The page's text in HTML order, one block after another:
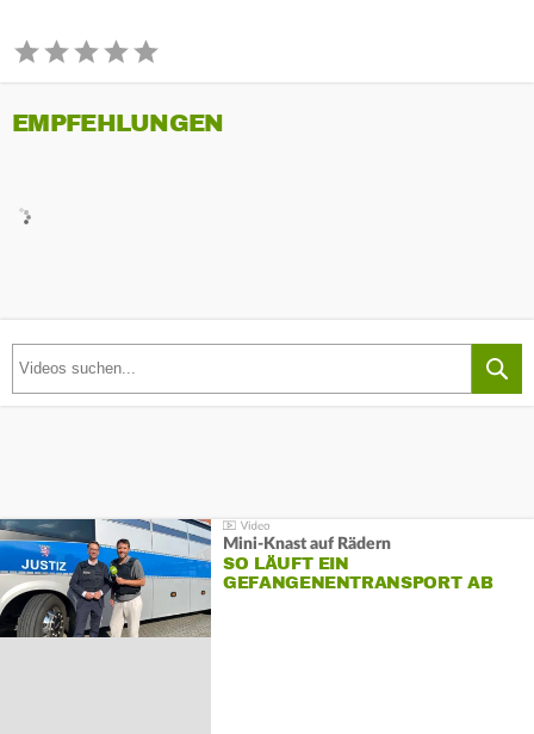
EMPFEHLUNGEN
Mini-Knast auf Rädern
SO LÄUFT EIN
GEFANGENENTRANSPORT AB